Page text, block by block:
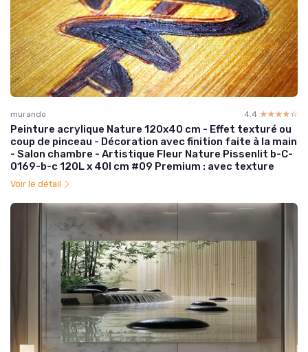
murando 4.4 ☆☆☆☆☆
★★★★★
Peinture acrylique Nature 120x40 cm - Effet texturé ou
coup de pinceau - Décoration avec finition faite à la main
- Salon chambre - Artistique Fleur Nature Pissenlit b-C-
0169-b-c 120L x 40l cm #09 Premium : avec texture
Voir le détail